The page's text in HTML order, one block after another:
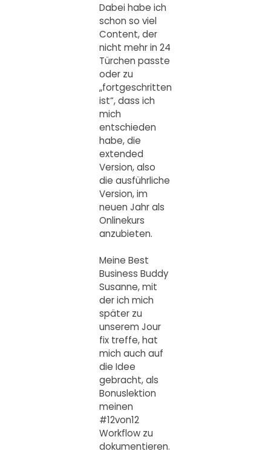
Dabei habe ich
schon so viel
Content, der
nicht mehr in 24
Türchen passte
oder zu
„fortgeschritten
ist“, dass ich
mich
entschieden
habe, die
extended
Version, also
die ausführliche
Version, im
neuen Jahr als
Onlinekurs
anzubieten.
Meine Best
Business Buddy
Susanne, mit
der ich mich
später zu
unserem Jour
fix treffe, hat
mich auch auf
die Idee
gebracht, als
Bonuslektion
meinen
#12von12
Workflow zu
dokumentieren.